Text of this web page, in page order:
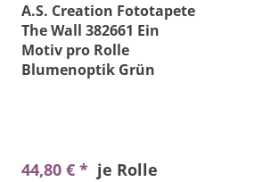
A.S. Creation Fototapete
The Wall 382661 Ein
Motiv pro Rolle
Blumenoptik Grün
44,80 € * je Rolle